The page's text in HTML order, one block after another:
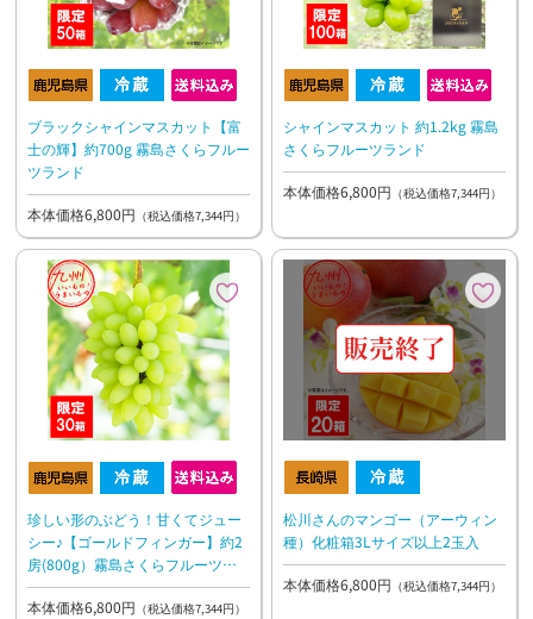
ブラックシャインマスカット【富
士の輝】約700g 霧島さくらフルー
ツランド
本体価格6,800円 （税込価格7,344円）
シャインマスカット 約1.2kg 霧島
さくらフルーツランド
本体価格6,800円 （税込価格7,344円）
珍しい形のぶどう！甘くてジュー
シー♪【ゴールドフィンガー】約2
房(800g）霧島さくらフルーツラ
ンド
本体価格6,800円 （税込価格7,344円）
松川さんのマンゴー（アーウィン
種）化粧箱3Lサイズ以上2玉入
本体価格6,800円 （税込価格7,344円）